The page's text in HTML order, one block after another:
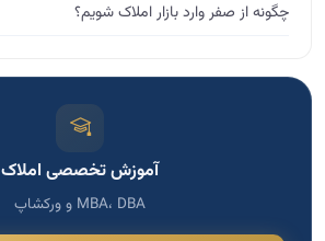
چگونه از صفر وارد بازار املاک شویم؟
آموزش تخصصی املاک
MBA، DBA و ورکشاپ